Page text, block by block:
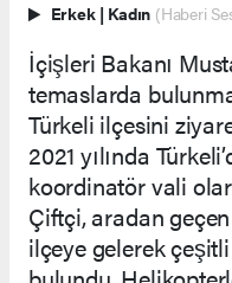
Erkek | Kadın (Haberi
İçişleri Bakanı
temaslarda
Türkeli ilçesini
2021 yılında
koordinatör vali
Çiftçi, aradan
ilçeye gelerek